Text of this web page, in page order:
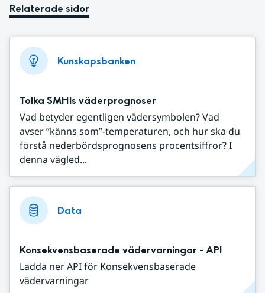
Relaterade sidor
Kunskapsbanken
Tolka SMHIs väderprognoser
Vad betyder egentligen vädersymbolen? Vad
avser ”känns som”-temperaturen, och hur ska du
förstå nederbördsprognosens procentsiffror? I
denna vägled...
Data
Konsekvensbaserade vädervarningar - API
Ladda ner API för Konsekvensbaserade
vädervarningar